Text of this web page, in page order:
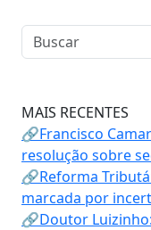
MAIS RECENTES
🔗Francisco
resolução sobre
🔗Reforma
marcada por
🔗Doutor